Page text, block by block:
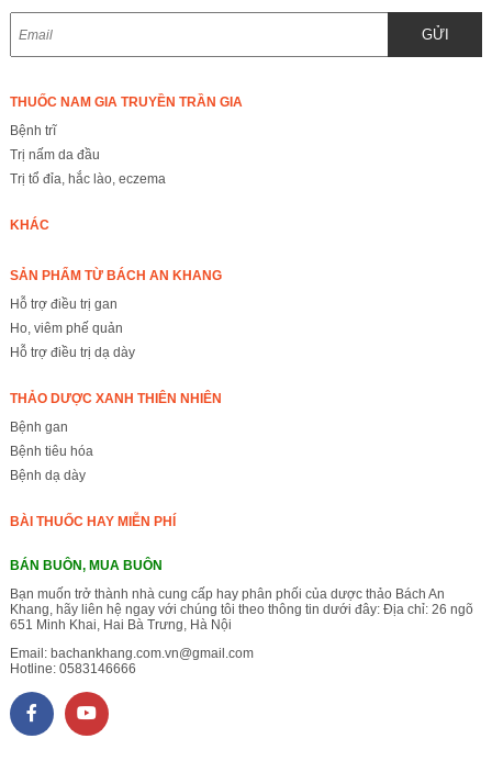
GỬI
THUỐC NAM GIA TRUYỀN TRẦN GIA
Bệnh trĩ
Trị nấm da đầu
Trị tổ đỉa, hắc lào, eczema
KHÁC
SẢN PHẨM TỪ BÁCH AN KHANG
Hỗ trợ điều trị gan
Ho, viêm phế quản
Hỗ trợ điều trị dạ dày
THẢO DƯỢC XANH THIÊN NHIÊN
Bệnh gan
Bệnh tiêu hóa
Bệnh dạ dày
BÀI THUỐC HAY MIỄN PHÍ
BÁN BUÔN, MUA BUÔN
Bạn muốn trở thành nhà cung cấp hay phân phối của dược thảo Bách An
Khang, hãy liên hệ ngay với chúng tôi theo thông tin dưới đây: Địa chỉ: 26 ngõ
651 Minh Khai, Hai Bà Trưng, Hà Nội
Email: bachankhang.com.vn@gmail.com
Hotline: 0583146666